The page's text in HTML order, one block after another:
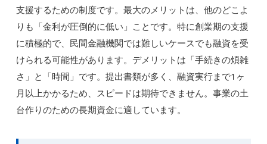
支援するための制度です。最大のメリットは、他のどこよ
りも「金利が圧倒的に低い」ことです。特に創業期の支援
に積極的で、民間金融機関では難しいケースでも融資を受
けられる可能性があります。デメリットは「手続きの煩雑
さ」と「時間」です。提出書類が多く、融資実行まで1ヶ
月以上かかるため、スピードは期待できません。事業の土
台作りのための長期資金に適しています。